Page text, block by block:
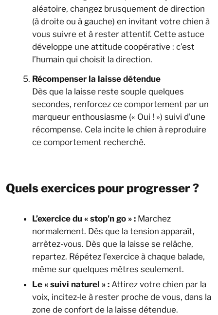
aléatoire, changez brusquement de direction
(à droite ou à gauche) en invitant votre chien à
vous suivre et à rester attentif. Cette astuce
développe une attitude coopérative : c’est
l’humain qui choisit la direction.
Récompenser la laisse détendue
Dès que la laisse reste souple quelques
secondes, renforcez ce comportement par un
marqueur enthousiasme (« Oui ! ») suivi d’une
récompense. Cela incite le chien à reproduire
ce comportement recherché.
Quels exercices pour progresser ?
L’exercice du « stop'n go » : Marchez
normalement. Dès que la tension apparaît,
arrêtez-vous. Dès que la laisse se relâche,
repartez. Répétez l’exercice à chaque balade,
même sur quelques mètres seulement.
Le « suivi naturel » : Attirez votre chien par la
voix, incitez-le à rester proche de vous, dans la
zone de confort de la laisse détendue.